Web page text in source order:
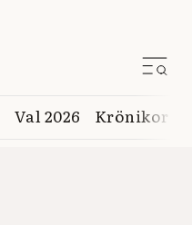
Val 2026 Krönikor